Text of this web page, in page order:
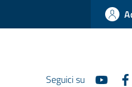
Seguici su